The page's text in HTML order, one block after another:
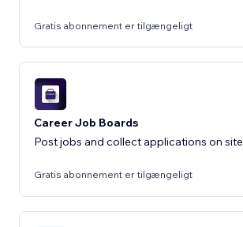
Gratis abonnement er tilgængeligt
Career Job Boards
Post jobs and collect applications on site
Gratis abonnement er tilgængeligt